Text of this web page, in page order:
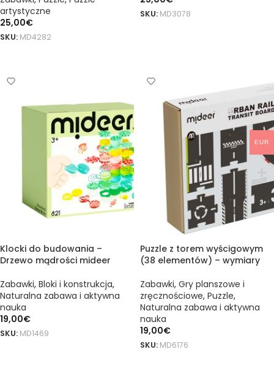
artystyczne
25,00€
SKU: MD4282
SKU: MD3078
Klocki do budowania –
Drzewo mądrości mideer
Zabawki, Bloki i konstrukcja,
Naturalna zabawa i aktywna
nauka
19,00€
SKU: MD1469
Puzzle z torem wyścigowym
(38 elementów) – wymiary
Zabawki, Gry planszowe i
zręcznościowe, Puzzle,
Naturalna zabawa i aktywna
nauka
19,00€
SKU: MD6176
EUR